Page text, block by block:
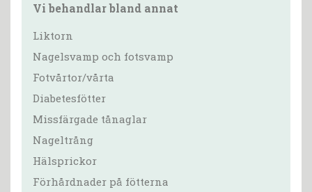
Vi behandlar bland annat
Liktorn
Nagelsvamp och fotsvamp
Fotvårtor/vårta
Diabetesfötter
Missfärgade tånaglar
Nageltrång
Hälsprickor
Förhårdnader på fötterna